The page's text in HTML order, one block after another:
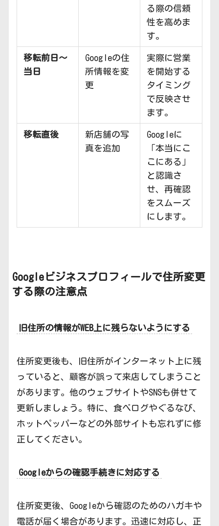
る際の信頼
性を高めま
す。
移転前日〜
当日
Googleの住
所情報を変
更
実際に営業
を開始する
タイミング
で反映させ
ます。
移転直後
新店舗の写
真を追加
Googleに
「本当にこ
こにある」
と認識さ
せ、再確認
をスムーズ
にします。
Googleビジネスプロフィールで住所変更
する際の注意点
旧住所の情報がWEB上に残らないようにする
住所変更後も、旧住所がインターネット上に残
っていると、顧客が誤って来店してしまうこと
があります。他のウェブサイトやSNSも併せて
更新しましょう。特に、食べログやぐるなび、
ホットペッパーなどの外部サイトも忘れずに修
正してください。
Googleからの確認手続きに対応する
住所変更後、Googleから確認のためのハガキや
電話が届く場合があります。迅速に対応し、正